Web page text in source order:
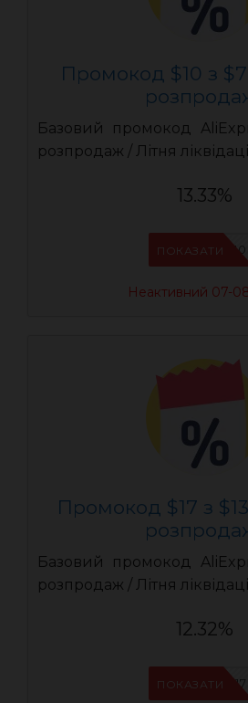
Промокод $10 з
Базовий промокод
розпродаж / Літня
13.33%
UASC10
ПОКАЗАТИ
Неактивний 07-
Промокод $17 з
Базовий промокод
розпродаж / Літня
12.32%
UASC17
ПОКАЗАТИ